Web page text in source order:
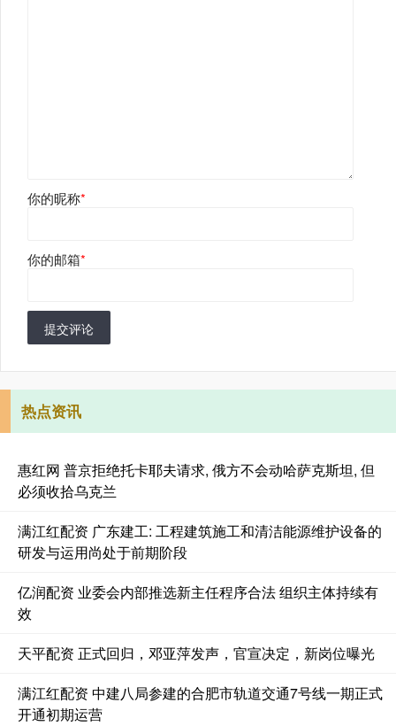
你的昵称*
你的邮箱*
提交评论
热点资讯
惠红网 普京拒绝托卡耶夫请求, 俄方不会动哈萨克斯坦, 但
必须收拾乌克兰
满江红配资 广东建工: 工程建筑施工和清洁能源维护设备的
研发与运用尚处于前期阶段
亿润配资 业委会内部推选新主任程序合法 组织主体持续有
效
天平配资 正式回归，邓亚萍发声，官宣决定，新岗位曝光
满江红配资 中建八局参建的合肥市轨道交通7号线一期正式
开通初期运营